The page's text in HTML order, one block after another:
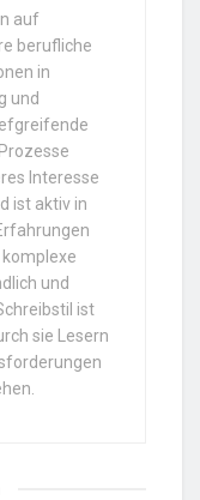
auf
berufliche
in
und
Interesse
ist aktiv in
und
ist
sie Lesern